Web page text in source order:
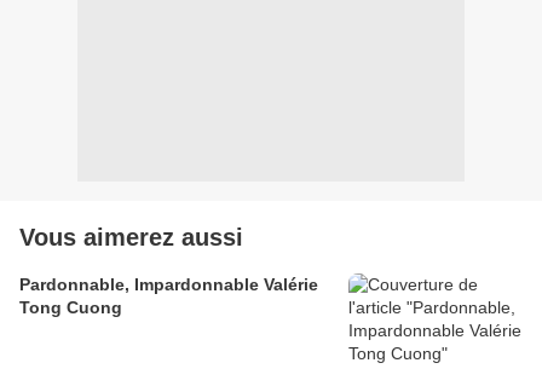
Vous aimerez aussi
Pardonnable, Impardonnable Valérie
Tong Cuong